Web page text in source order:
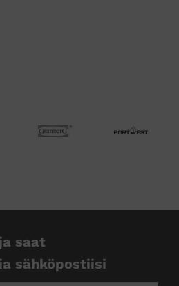
saat
sähköpostiisi